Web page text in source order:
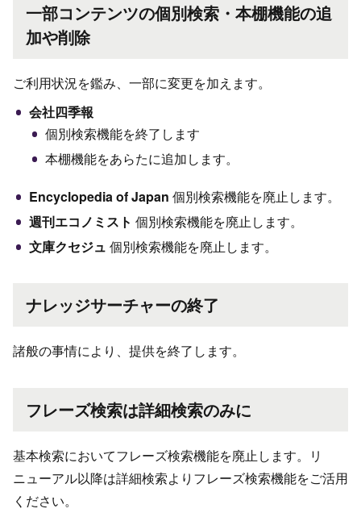
一部コンテンツの個別検索・本棚機能の追
加や削除
ご利用状況を鑑み、一部に変更を加えます。
会社四季報
個別検索機能を終了します
本棚機能をあらたに追加します。
Encyclopedia of Japan 個別検索機能を廃止します。
週刊エコノミスト 個別検索機能を廃止します。
文庫クセジュ 個別検索機能を廃止します。
ナレッジサーチャーの終了
諸般の事情により、提供を終了します。
フレーズ検索は詳細検索のみに
基本検索においてフレーズ検索機能を廃止します。リ
ニューアル以降は詳細検索よりフレーズ検索機能をご活用
ください。